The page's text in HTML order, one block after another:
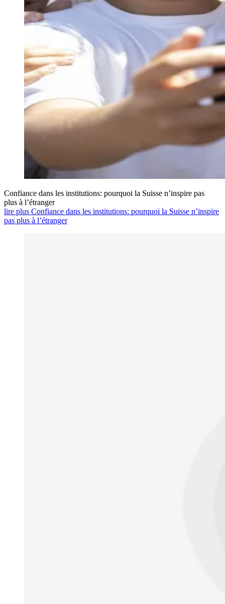
Confiance dans les institutions: pourquoi la Suisse n’inspire pas
plus à l’étranger
lire plus Confiance dans les institutions: pourquoi la Suisse n’inspire
pas plus à l’étranger